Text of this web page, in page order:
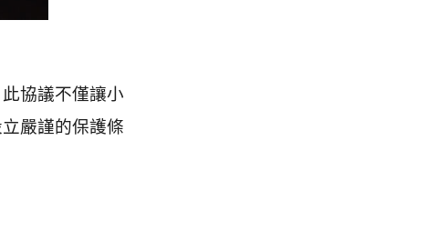
協議不僅讓小
嚴謹的保護條